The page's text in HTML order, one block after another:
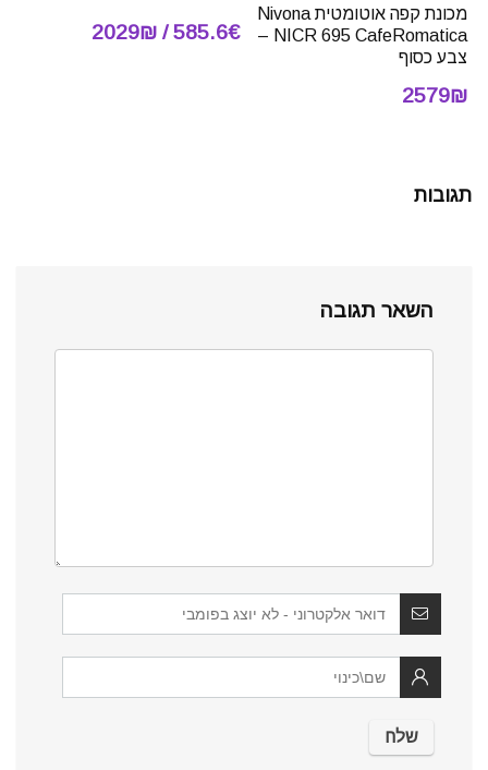
מכונת קפה אוטומטית Nivona
NICR 695 CafeRomatica –
צבע כסוף
2579₪
585.6€ / 2029₪
תגובות
השאר תגובה